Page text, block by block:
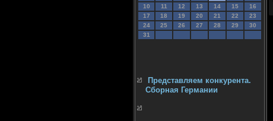
10
11 12 13 14 15
16
17
18 19 20 21 22
23
24
25 26 27 28 29
30
31
Представляем конкурента.
Сборная Германии